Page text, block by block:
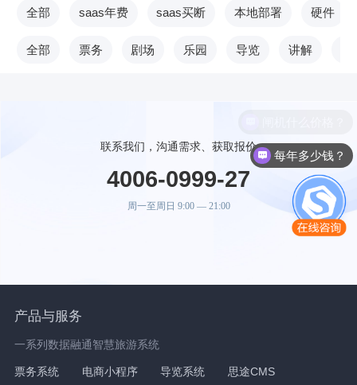
全部 saas年费 saas买断 本地部署 硬件
全部 票务 剧场 乐园 导览 讲解
联系我们，沟通需求、获取报价
4006-0999-27
周一至周日 9:00 — 21:00
产品与服务
一系列数据融通智慧旅游系统
票务系统 电商小程序 导览系统
思途CMS
每年多少钱？